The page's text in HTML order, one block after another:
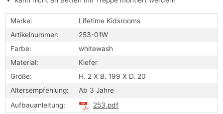
Marke:
Lifetime Kidsrooms
Artikelnummer:
253-01W
Farbe:
whitewash
Material:
Kiefer
Größe:
H. 2 X B. 199 X D. 20
Altersempfehlung:
Ab 3 Jahre
Aufbauanleitung:
253.pdf